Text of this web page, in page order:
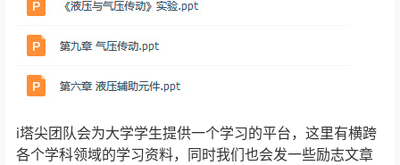
i塔尖团队会为大学学生提供一个学习的平台，这里有横跨
各个学科领域的学习资料，同时我们也会发一些励志文章